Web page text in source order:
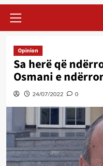
Menu
Opinion
Sa herë që
Osmani e
24/07/2022 0